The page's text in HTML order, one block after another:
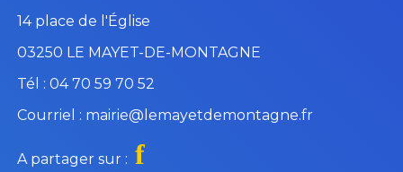
14 place de l'Église
03250 LE MAYET-DE-MONTAGNE
Tél : 04 70 59 70 52
Courriel : mairie@lemayetdemontagne.fr
A partager sur : f